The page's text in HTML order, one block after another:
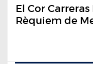
El Cor
Rèquiem de